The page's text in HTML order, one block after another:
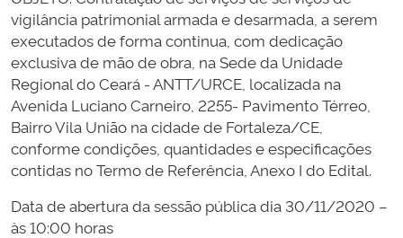
vigilância patrimonial armada e desarmada, a serem
executados de forma continua, com dedicação
exclusiva de mão de obra, na Sede da Unidade
Regional do Ceará - ANTT/URCE, localizada na
Avenida Luciano Carneiro, 2255- Pavimento Térreo,
Bairro Vila União na cidade de Fortaleza/CE,
conforme condições, quantidades e especificações
contidas no Termo de Referência, Anexo I do Edital.
Data de abertura da sessão pública dia 30/11/2020 –
às 10:00 horas